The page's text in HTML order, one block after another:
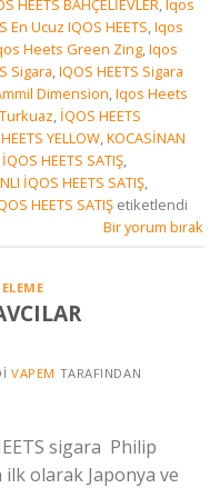
HEETS BAHÇELİEVLER,Iqos
En Ucuz IQOS HEETS,Iqos
Heets Green Zing,Iqos
Sigara,IQOS HEETS Sigara
Dimension,Iqos Heets
, İQOS HEETS
YELLOW,KOCASİNAN
HEETS SATIŞ,
İQOS HEETS SATIŞ,
HEETS SATIŞ etiketlendi
Bir yorum bırak
VAPEM TARAFINDAN
sigara Philip
olarak Japonya ve